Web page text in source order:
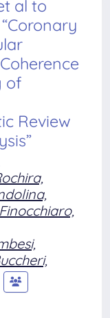
al to
of
Review
Finocchiaro,